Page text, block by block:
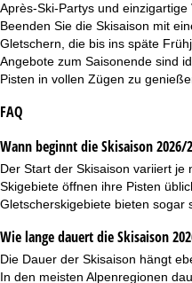
Après-Ski-Partys und
Beenden Sie die Skisaison mit
Gletschern, die bis ins späte
Angebote zum Saisonende sind
Pisten in vollen Zügen zu
FAQ
Wann beginnt die Skisaison 2026/
Der Start der Skisaison variiert je
Skigebiete öffnen ihre Pisten
Gletscherskigebiete bieten sogar
Wie lange dauert die Skisaison
Die Dauer der Skisaison hängt
In den meisten Alpenregionen